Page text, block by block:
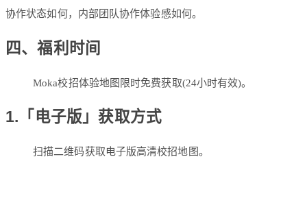
协作状态如何，内部团队协作体验感如何。
四、福利时间
Moka校招体验地图限时免费获取(24小时有效)。
1.「电子版」获取方式
扫描二维码获取电子版高清校招地图。